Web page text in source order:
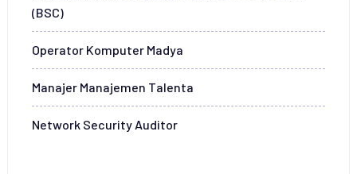
(BSC)
Operator Komputer Madya
Manajer Manajemen Talenta
Network Security Auditor